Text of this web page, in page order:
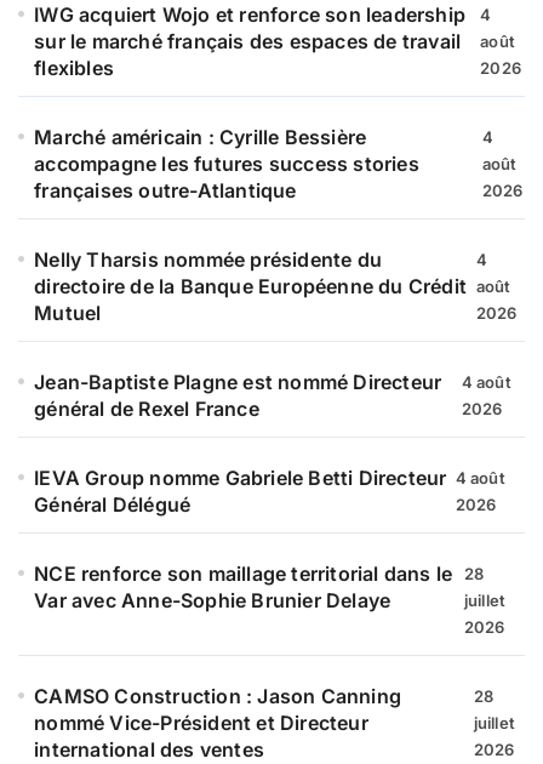
IWG acquiert Wojo et renforce son leadership
sur le marché français des espaces de travail
flexibles
4
août
2026
Marché américain : Cyrille Bessière
accompagne les futures success stories
françaises outre-Atlantique
4
août
2026
Nelly Tharsis nommée présidente du
directoire de la Banque Européenne du Crédit
Mutuel
4
août
2026
Jean-Baptiste Plagne est nommé Directeur
général de Rexel France
4 août
2026
IEVA Group nomme Gabriele Betti Directeur
Général Délégué
4 août
2026
NCE renforce son maillage territorial dans le
Var avec Anne-Sophie Brunier Delaye
28
juillet
2026
CAMSO Construction : Jason Canning
nommé Vice-Président et Directeur
international des ventes
28
juillet
2026